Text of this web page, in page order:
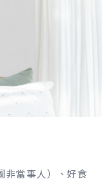
當事人）、好食